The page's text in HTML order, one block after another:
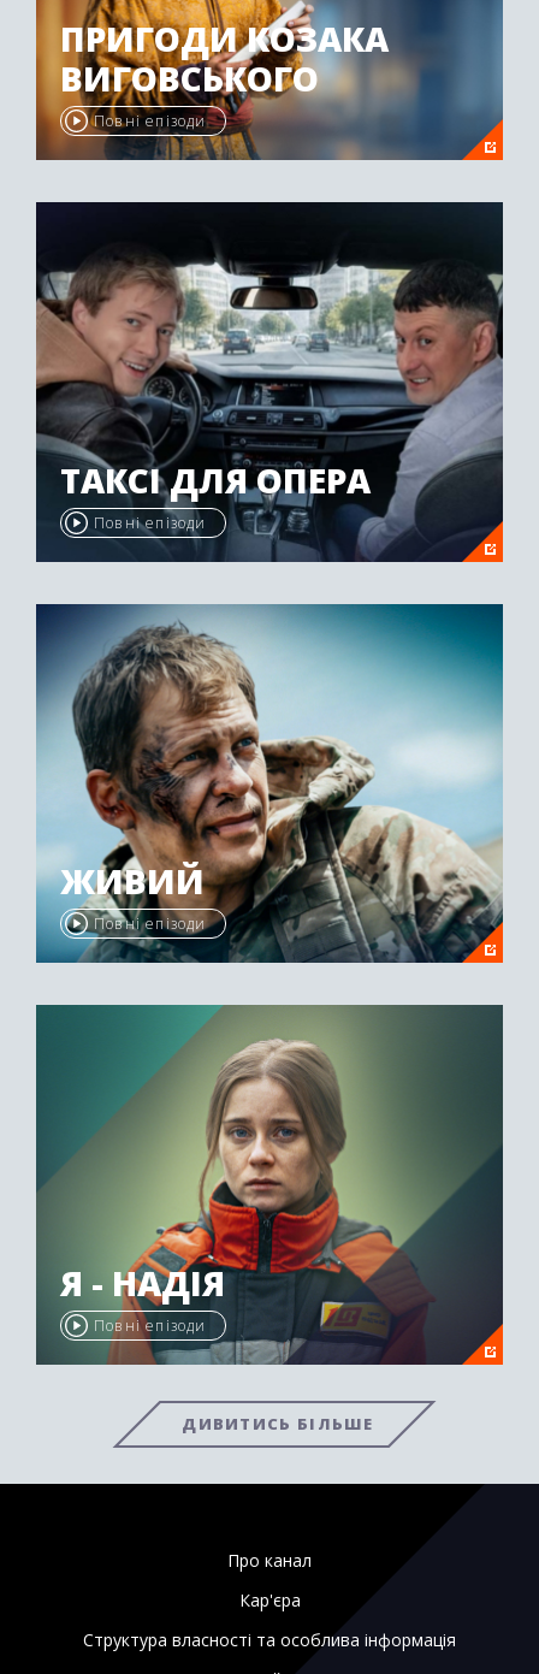
ПРИГОДИ КОЗАКА
ВИГОВСЬКОГО
Повні епізоди
ТАКСІ ДЛЯ ОПЕРА
Повні епізоди
ЖИВИЙ
Повні епізоди
Я - НАДІЯ
Повні епізоди
ДИВИТИСЬ БІЛЬШЕ
Про канал
Кар'єра
Структура власності та особлива інформація